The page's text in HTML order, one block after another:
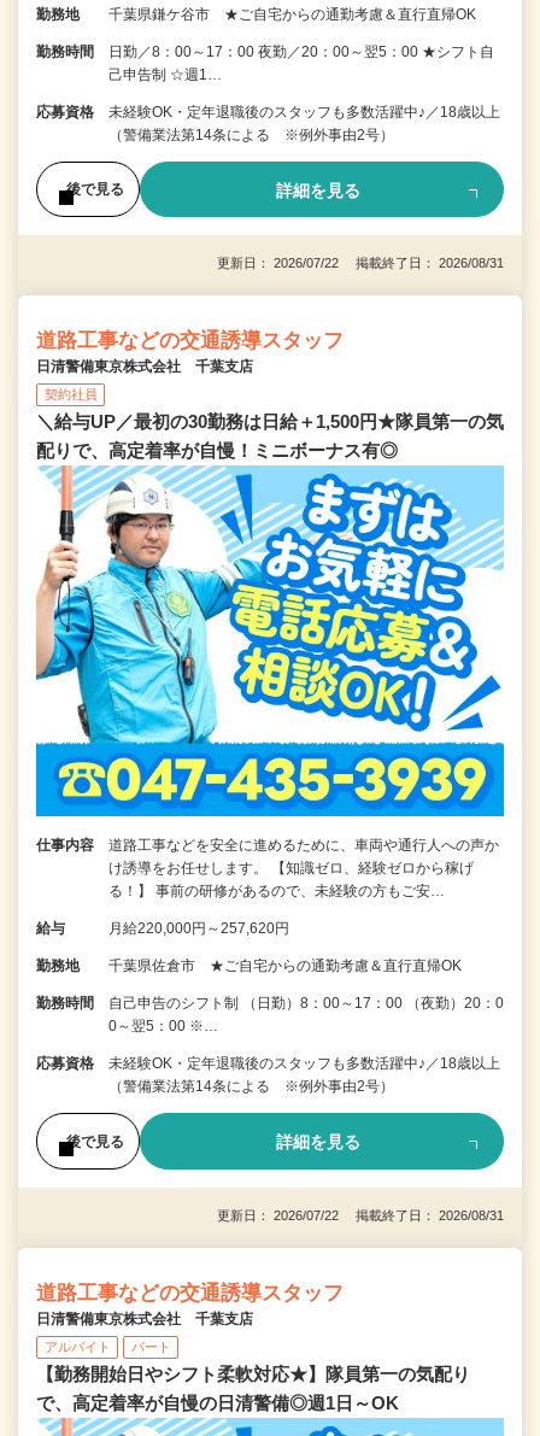
勤務地 千葉県鎌ケ谷市 ★ご自宅からの通勤考慮＆直行直帰OK
勤務時間
日勤／8：00～17：00 夜勤／20：00～翌5：00 ★シフト自
己申告制 ☆週1…
応募資格
未経験OK・定年退職後のスタッフも多数活躍中♪／18歳以上
（警備業法第14条による ※例外事由2号）
後で見る 詳細を見る
更新日： 2026/07/22 掲載終了日： 2026/08/31
道路工事などの交通誘導スタッフ
日清警備東京株式会社 千葉支店
契約社員
＼給与UP／最初の30勤務は日給＋1,500円★隊員第一の気
配りで、高定着率が自慢！ミニボーナス有◎
仕事内容
道路工事などを安全に進めるために、車両や通行人への声か
け誘導をお任せします。 【知識ゼロ、経験ゼロから稼げ
る！】 事前の研修があるので、未経験の方もご安…
給与 月給220,000円～257,620円
勤務地 千葉県佐倉市 ★ご自宅からの通勤考慮＆直行直帰OK
勤務時間
自己申告のシフト制 （日勤）8：00～17：00 （夜勤）20：0
0～翌5：00 ※…
応募資格
未経験OK・定年退職後のスタッフも多数活躍中♪／18歳以上
（警備業法第14条による ※例外事由2号）
後で見る 詳細を見る
更新日： 2026/07/22 掲載終了日： 2026/08/31
道路工事などの交通誘導スタッフ
日清警備東京株式会社 千葉支店
アルバイト パート
【勤務開始日やシフト柔軟対応★】隊員第一の気配り
で、高定着率が自慢の日清警備◎週1日～OK